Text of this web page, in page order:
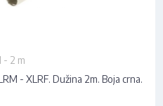
- 2 m
- XLRF. Dužina 2m. Boja crna.